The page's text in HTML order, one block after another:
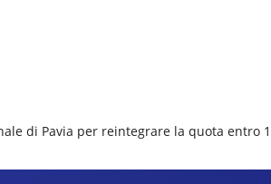
di Pavia per reintegrare la quota entro